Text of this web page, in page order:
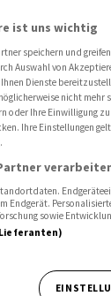
lahm
ist uns wichtig
speichern und
Auswahl von
Dienste
nicht mehr
oder Ihre Einwilligung
Ihre Einstellungen
Endgerät.
sowie